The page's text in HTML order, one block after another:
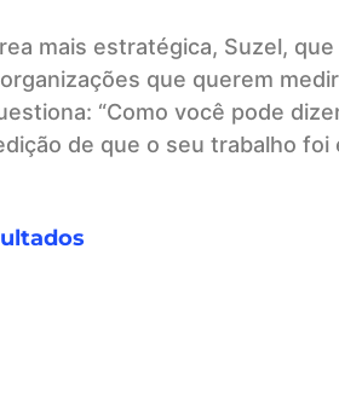
mais estratégica, Suzel, que
que querem
“Como você pode
de que o seu trabalho